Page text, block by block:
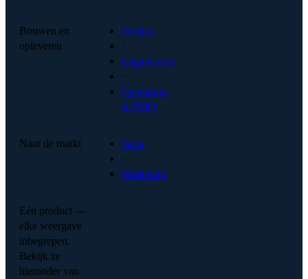
Bouwen en
opleveren
Product
·
Engineering
·
Operations
& PMO
Naar de markt
Sales
·
Marketing
Eén product —
elke weergave
inbegrepen.
Bekijk ze
hieronder van